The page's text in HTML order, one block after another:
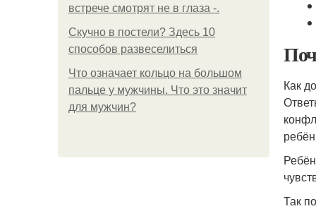
встрече смотрят не в глаза -.
Скучно в постели? Здесь 10
способов развеселиться
Что означает кольцо на большом
пальце у мужчины. Что это значит
для мужчин?
Как
Так